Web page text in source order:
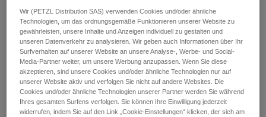
ERGONOMIE
Vorteile:
• Schnelles und einfaches Öffnen.
• Schnelle automatische Verriegelung.
Nachteile:
Wir (PETZL Distribution SAS) verwenden Cookies und/oder ähnliche
Technologien, um das ordnungsgemäße Funktionieren unserer Website zu
gewährleisten, unsere Inhalte und Anzeigen individuell zu gestalten und
unseren Datenverkehr zu analysieren. Wir geben auch Informationen über Ihr
Surfverhalten auf unserer Website an unsere Analyse-, Werbe- und Social-
Media-Partner weiter, um unsere Werbung anzupassen. Wenn Sie diese
akzeptieren, sind unsere Cookies und/oder ähnliche Technologien nur auf
unserer Website aktiv und verfolgen Sie nicht auf andere Websites. Die
Cookies und/oder ähnliche Technologien unserer Partner werden Sie während
Ihres gesamten Surfens verfolgen. Sie können Ihre Einwilligung jederzeit
widerrufen, indem Sie auf den Link „Cookie-Einstellungen“ klicken, der sich am